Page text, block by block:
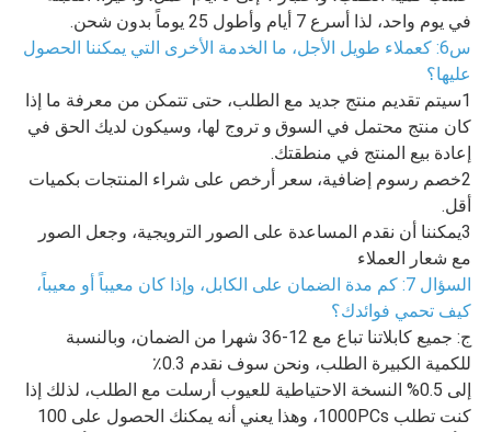
في يوم واحد، لذا أسرع 7 أيام وأطول 25 يوماً بدون شحن.
س6: كعملاء طويل الأجل، ما الخدمة الأخرى التي يمكننا الحصول
عليها؟
1سيتم تقديم منتج جديد مع الطلب، حتى تتمكن من معرفة ما إذا
كان منتج محتمل في السوق و تروج لها، وسيكون لديك الحق في
إعادة بيع المنتج في منطقتك.
2خصم رسوم إضافية، سعر أرخص على شراء المنتجات بكميات
أقل.
3يمكننا أن نقدم المساعدة على الصور الترويجية، وجعل الصور
مع شعار العملاء
السؤال 7: كم مدة الضمان على الكابل، وإذا كان معيباً أو معيباً،
كيف تحمي فوائدك؟
ج: جميع كابلاتنا تباع مع 12-36 شهرا من الضمان، وبالنسبة
للكمية الكبيرة الطلب، ونحن سوف نقدم 0.3٪
إلى 0.5% النسخة الاحتياطية للعيوب أرسلت مع الطلب، لذلك إذا
كنت تطلب 1000PCs، وهذا يعني أنه يمكنك الحصول على 100